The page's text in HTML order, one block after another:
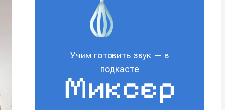
Учим готовить звук — в
подкасте